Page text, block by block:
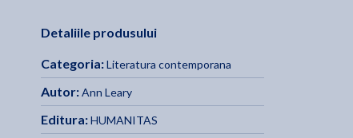
Detaliile produsului
Categoria:Literatura contemporana
Autor:Ann Leary
Editura:HUMANITAS